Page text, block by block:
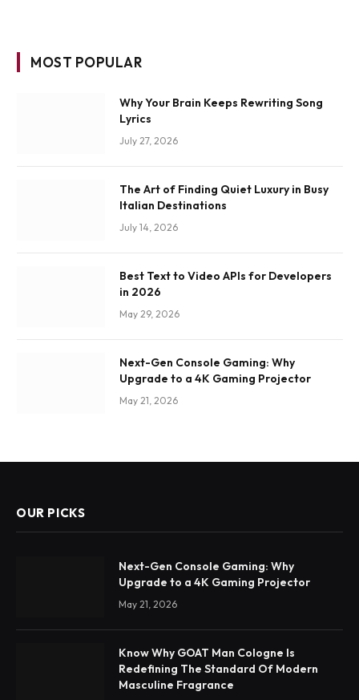
MOST POPULAR
Why Your Brain Keeps Rewriting Song
Lyrics
July 27, 2026
The Art of Finding Quiet Luxury in Busy
Italian Destinations
July 14, 2026
Best Text to Video APIs for Developers
in 2026
May 29, 2026
Next-Gen Console Gaming: Why
Upgrade to a 4K Gaming Projector
May 21, 2026
OUR PICKS
Next-Gen Console Gaming: Why
Upgrade to a 4K Gaming Projector
May 21, 2026
Know Why GOAT Man Cologne Is
Redefining The Standard Of Modern
Masculine Fragrance